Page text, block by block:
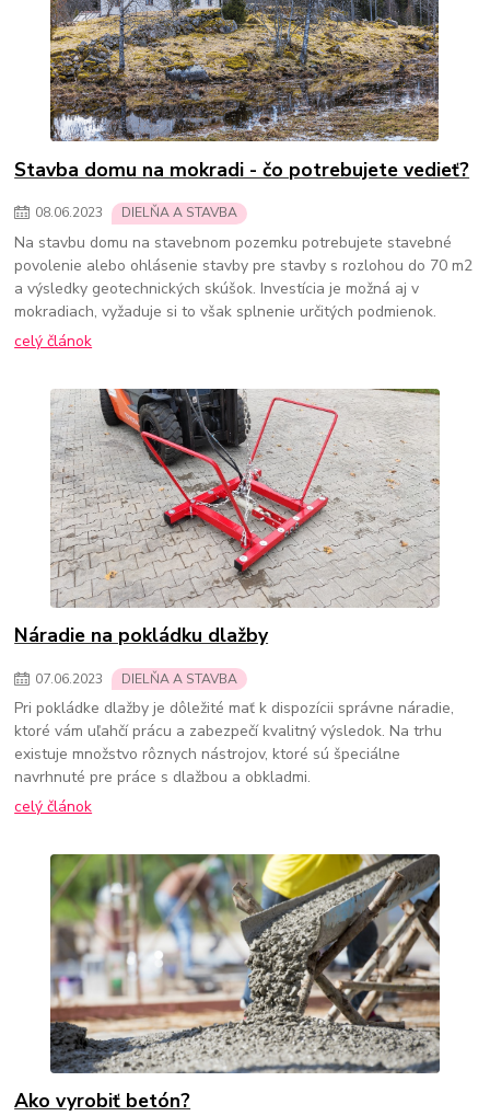
Stavba domu na mokradi - čo potrebujete vedieť?
08.06.2023 DIELŇA A STAVBA
Na stavbu domu na stavebnom pozemku potrebujete stavebné
povolenie alebo ohlásenie stavby pre stavby s rozlohou do 70 m2
a výsledky geotechnických skúšok. Investícia je možná aj v
mokradiach, vyžaduje si to však splnenie určitých podmienok.
celý článok
Náradie na pokládku dlažby
07.06.2023 DIELŇA A STAVBA
Pri pokládke dlažby je dôležité mať k dispozícii správne náradie,
ktoré vám uľahčí prácu a zabezpečí kvalitný výsledok. Na trhu
existuje množstvo rôznych nástrojov, ktoré sú špeciálne
navrhnuté pre práce s dlažbou a obkladmi.
celý článok
Ako vyrobiť betón?